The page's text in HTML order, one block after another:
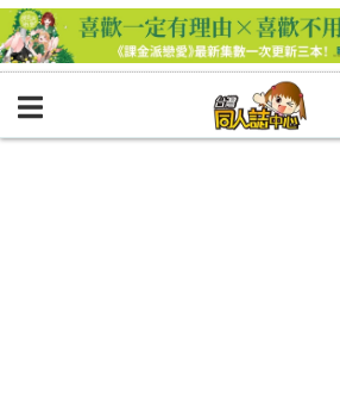
BOOKY書集倉庫